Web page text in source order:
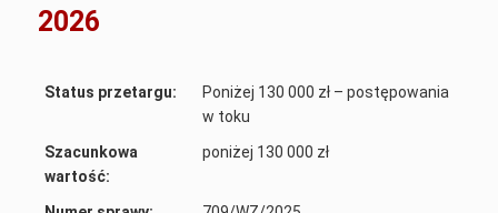
2026
Status przetargu:
Poniżej 130 000 zł – postępowania
w toku
Szacunkowa
wartość:
poniżej 130 000 zł